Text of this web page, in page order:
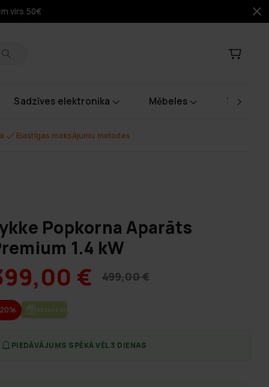
virs 50€
Sadzīves elektronika Mēbeles
Elastīgas maksājumu metodes
Popkorna Aparāts
1.4 kW
€ 499,00 €
BEZ­MAK­SAS PIE­GĀ­DE
PIEDĀVĀJUMS SPĒKĀ VĒL 3 DIENAS